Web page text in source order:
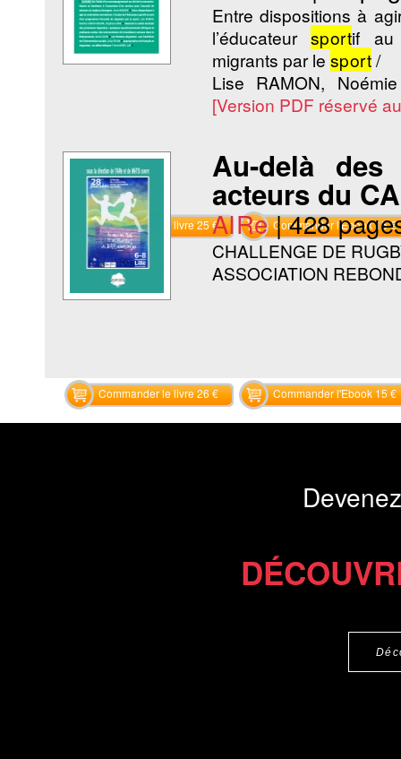
Entre dispositions à
l’éducateur sportif au
migrants par le sport/
Lise RAMON,
[Version PDF réservé
Commander le livre 25 € Commander l'Ebook 15 €
Au-delà
acteurs du
AIRe |428
CHALLENGE DE
ASSOCIATION
Commander le livre 26 € Commander l'Ebook 15 €